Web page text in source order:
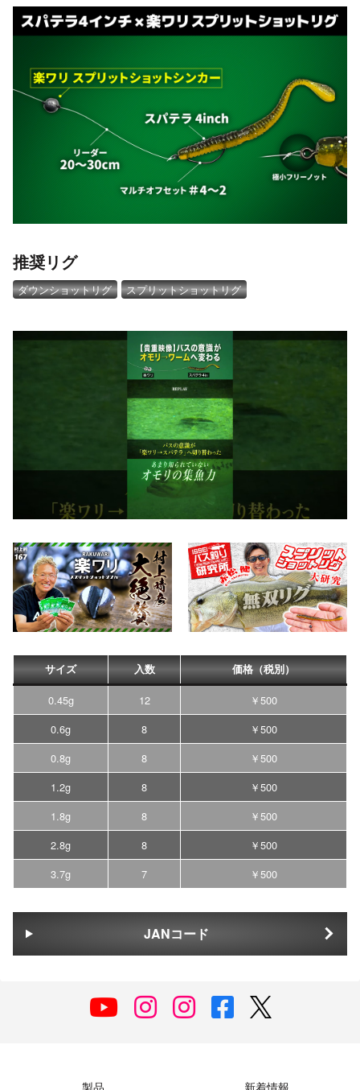
推奨リグ
ダウンショットリグ スプリットショットリグ
サイズ 入数 価格（税別）
0.45g 12
￥500
0.6g
8
￥500
0.8g
8
￥500
1.2g
8
￥500
1.8g
8
￥500
2.8g
8
￥500
3.7g
7 ￥500
JANコード
製品 新着情報